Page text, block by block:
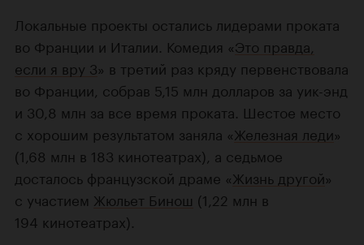
Локальные проекты остались лидерами проката
во Франции и Италии. Комедия «Это правда,
если я вру 3» в третий раз кряду первенствовала
во Франции, собрав 5,15 млн долларов за уик-энд
и 30,8 млн за все время проката. Шестое место
с хорошим результатом заняла «Железная леди»
(1,68 млн в 183 кинотеатрах), а седьмое
досталось французской драме «Жизнь другой»
с участием Жюльет Бинош (1,22 млн в
194 кинотеатрах).